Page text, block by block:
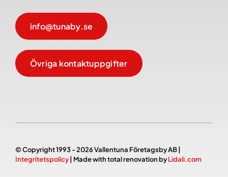
info@tunaby.se
Övriga kontaktuppgifter
© Copyright 1993 - 2026 Vallentuna Företagsby AB |
Integritetspolicy| Made with total renovation byLidali.com